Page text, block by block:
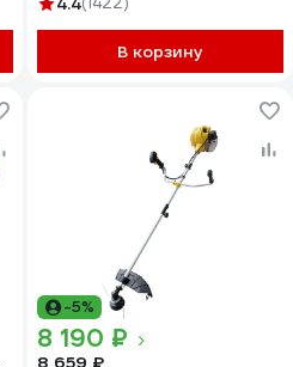
В корзину
-5%
8 190 ₽
8 659 ₽